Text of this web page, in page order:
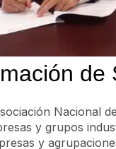
de
Nacional
y grupos
y